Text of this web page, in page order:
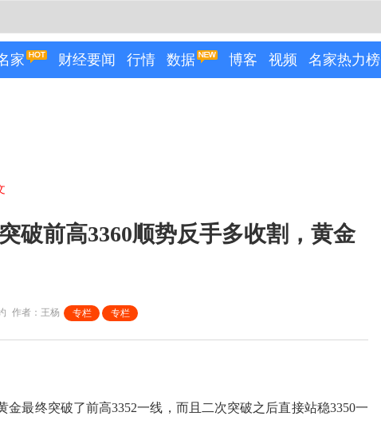
家 财经要闻 行情 数据 博客 视频 名家热力榜
破前高3360顺势反手多收割，黄金
作者：王杨 专栏 专栏
最终突破了前高3352一线，而且二次突破之后直接站稳3350一